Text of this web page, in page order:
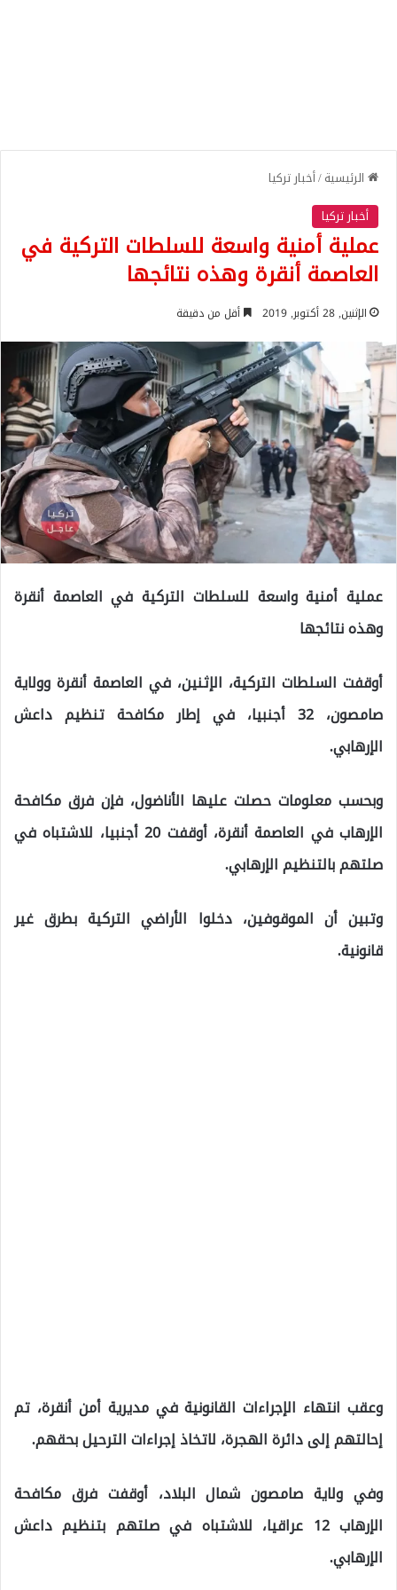
الرئيسية/أخبار تركيا
أخبار تركيا
عملية أمنية واسعة للسلطات التركية في
العاصمة أنقرة وهذه نتائجها
الإثنين, 28 أكتوبر, 2019 أقل من دقيقة
عملية أمنية واسعة للسلطات التركية في العاصمة أنقرة
وهذه نتائجها
أوقفت السلطات التركية، الإثنين، في العاصمة أنقرة وولاية
صامصون، 32 أجنبيا، في إطار مكافحة تنظيم داعش
الإرهابي.
وبحسب معلومات حصلت عليها الأناضول، فإن فرق مكافحة
الإرهاب في العاصمة أنقرة، أوقفت 20 أجنبيا، للاشتباه في
صلتهم بالتنظيم الإرهابي.
وتبين أن الموقوفين، دخلوا الأراضي التركية بطرق غير
قانونية.
وعقب انتهاء الإجراءات القانونية في مديرية أمن أنقرة، تم
إحالتهم إلى دائرة الهجرة، لاتخاذ إجراءات الترحيل بحقهم.
وفي ولاية صامصون شمال البلاد، أوقفت فرق مكافحة
الإرهاب 12 عراقيا، للاشتباه في صلتهم بتنظيم داعش
الإرهابي.